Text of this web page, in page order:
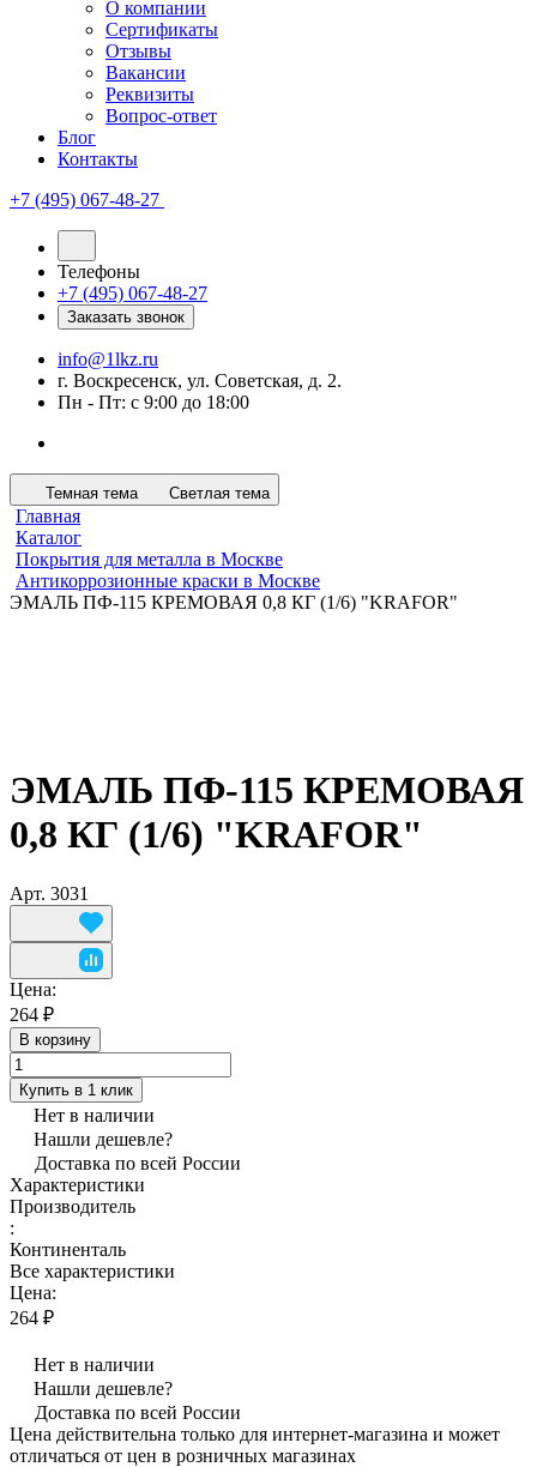
О компании
Сертификаты
Отзывы
Вакансии
Реквизиты
Вопрос-ответ
Блог
Контакты
+7 (495) 067-48-27
Телефоны
+7 (495) 067-48-27
Заказать звонок
info@1lkz.ru
г. Воскресенск, ул. Советская, д. 2.
Пн - Пт: с 9:00 до 18:00
Темная тема Светлая тема
Главная
Каталог
Покрытия для металла в Москве
Антикоррозионные краски в Москве
ЭМАЛЬ ПФ-115 КРЕМОВАЯ 0,8 КГ (1/6) "KRAFOR"
ЭМАЛЬ ПФ-115 КРЕМОВАЯ
0,8 КГ (1/6) "KRAFOR"
Арт. 3031
Цена:
264 ₽
В корзину
Купить в 1 клик
Нет в наличии
Нашли дешевле?
Доставка по всей России
Характеристики
Производитель
:
Континенталь
Все характеристики
Цена:
264 ₽
Нет в наличии
Нашли дешевле?
Доставка по всей России
Цена действительна только для интернет-магазина и может
отличаться от цен в розничных магазинах